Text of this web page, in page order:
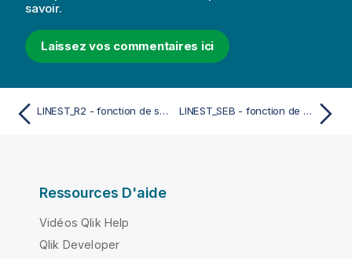
savoir.
Laissez vos commentaires ici
LINEST_R2 - fonction de script LINEST_SEB - fonction de script
Ressources D'aide
Vidéos Qlik Help
Qlik Developer